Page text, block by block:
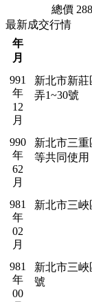
總價
最新成交行情
年
月
991
年
12
月
新北市新莊
弄1~30號
990
年
62
月
新北市三
等共同使用
981
年
02
月
新北市三峽
981
年
00
新北市三峽
號